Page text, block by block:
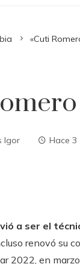
«Cuti
Igor Hace 3
a ser el
renovó su
2022, en